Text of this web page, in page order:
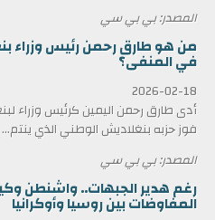
المصدر: بي بي سي
في المنفى؟
2026-02-18
فوز حزبه بنغلاديش الوطني الذي ينتم...
المصدر: بي بي سي
رغم هدير الجبهات.. واشنطن
المفاوضات بين روسيا وأوكرانيا